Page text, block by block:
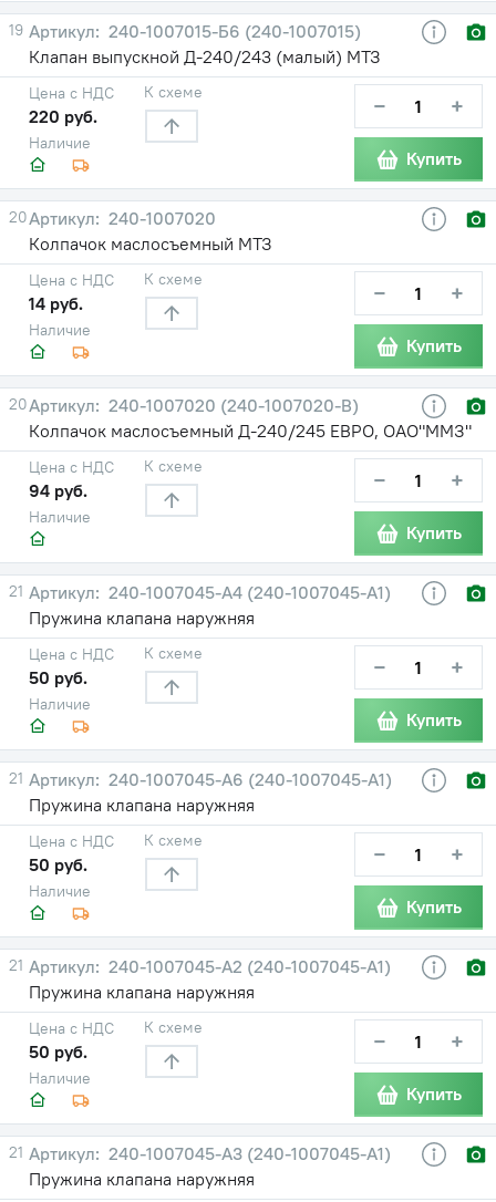
19
240-1007015-Б6 (240-1007015)
Клапан выпускной Д-240/243 (малый) МТЗ
Наличие
Цена с НДС
220 руб.
К схеме − +
Купить
20
240-1007020
Колпачок маслосъемный МТЗ
Наличие
Цена с НДС
14 руб.
К схеме − +
Купить
20
240-1007020 (240-1007020-В)
Колпачок маслосъемный Д-240/245 ЕВРО, ОАО"ММЗ"
Наличие
Цена с НДС
94 руб.
К схеме − +
Купить
21
240-1007045-А4 (240-1007045-А1)
Пружина клапана наружняя
Наличие
Цена с НДС
50 руб.
К схеме − +
Купить
21
240-1007045-А6 (240-1007045-А1)
Пружина клапана наружняя
Наличие
Цена с НДС
50 руб.
К схеме − +
Купить
21
240-1007045-А2 (240-1007045-А1)
Пружина клапана наружняя
Наличие
Цена с НДС
50 руб.
К схеме − +
Купить
21
240-1007045-А3 (240-1007045-А1)
Пружина клапана наружняя